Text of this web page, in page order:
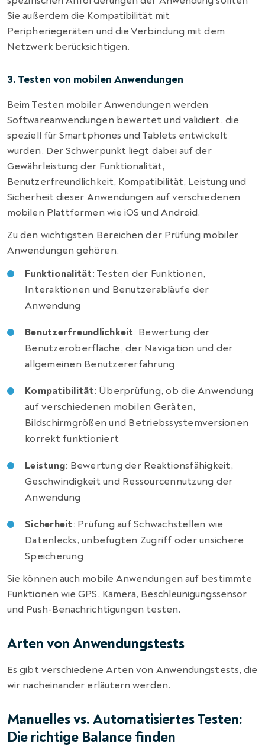
Sie außerdem die Kompatibilität mit
Peripheriegeräten und die Verbindung mit dem
Netzwerk berücksichtigen.
3. Testen von mobilen Anwendungen
Beim Testen mobiler Anwendungen werden
Softwareanwendungen bewertet und validiert, die
speziell für Smartphones und Tablets entwickelt
wurden. Der Schwerpunkt liegt dabei auf der
Gewährleistung der Funktionalität,
Benutzerfreundlichkeit, Kompatibilität, Leistung und
Sicherheit dieser Anwendungen auf verschiedenen
mobilen Plattformen wie iOS und Android.
Zu den wichtigsten Bereichen der Prüfung mobiler
Anwendungen gehören:
Funktionalität: Testen der Funktionen,
Interaktionen und Benutzerabläufe der
Anwendung
Benutzerfreundlichkeit: Bewertung der
Benutzeroberfläche, der Navigation und der
allgemeinen Benutzererfahrung
Kompatibilität: Überprüfung, ob die Anwendung
auf verschiedenen mobilen Geräten,
Bildschirmgrößen und Betriebssystemversionen
korrekt funktioniert
Leistung: Bewertung der Reaktionsfähigkeit,
Geschwindigkeit und Ressourcennutzung der
Anwendung
Sicherheit: Prüfung auf Schwachstellen wie
Datenlecks, unbefugten Zugriff oder unsichere
Speicherung
Sie können auch mobile Anwendungen auf bestimmte
Funktionen wie GPS, Kamera, Beschleunigungssensor
und Push-Benachrichtigungen testen.
Arten von Anwendungstests
Es gibt verschiedene Arten von Anwendungstests, die
wir nacheinander erläutern werden.
Manuelles vs. Automatisiertes Testen:
Die richtige Balance finden